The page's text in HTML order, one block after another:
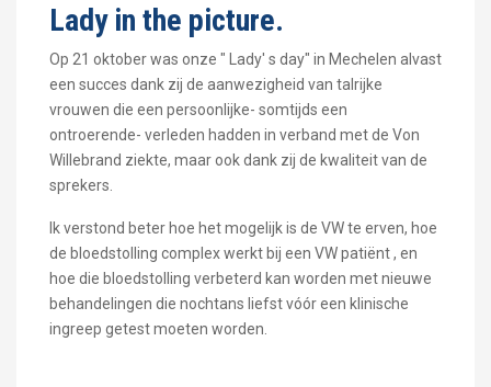
Lady in the picture.
Op 21 oktober was onze " Lady' s day" in Mechelen alvast
een succes dank zij de aanwezigheid van talrijke
vrouwen die een persoonlijke- somtijds een
ontroerende- verleden hadden in verband met de Von
Willebrand ziekte, maar ook dank zij de kwaliteit van de
sprekers.
Ik verstond beter hoe het mogelijk is de VW te erven, hoe
de bloedstolling complex werkt bij een VW patiënt , en
hoe die bloedstolling verbeterd kan worden met nieuwe
behandelingen die nochtans liefst vóór een klinische
ingreep getest moeten worden.